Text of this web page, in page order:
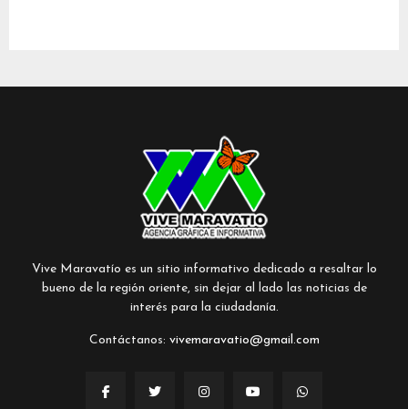
Vive Maravatío es un sitio informativo dedicado a resaltar lo
bueno de la región oriente, sin dejar al lado las noticias de
interés para la ciudadanía.
Contáctanos: vivemaravatio@gmail.com